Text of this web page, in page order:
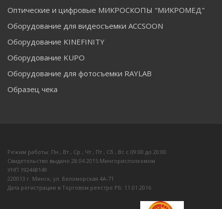
Оптические и цифровые МИКРОСКОПЫ "МИКРОМЕД"
Оборудование для видеосъемки ACCSOON
Оборудование KINEFINITY
Оборудование KUPO
Оборудование для фотосъемки RAYLAB
Образец чека
Режим работы: Пн , Вт , Ср , Чт , Пт , Сб , Вс c 09:00 до 20:00
Свидетельство выдано 28.04.2015 Мингорисполкомом
УНП 192468149
220013 г. Минск, ул. Беломорская 4А-71
Дата регистрации в Торговом реестре РБ: 11.01.2016